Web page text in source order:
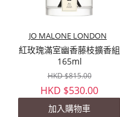
JO MALONE LONDON
紅玫瑰滿室幽香藤枝擴香組
165ml
HKD $815.00
HKD $530.00
加入購物車